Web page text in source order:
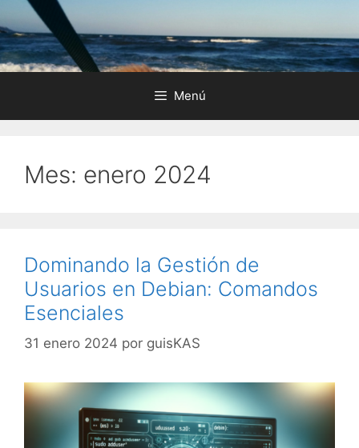
Saltar
al
contenido
Menú
Mes: enero 2024
Dominando la Gestión de
Usuarios en Debian: Comandos
Esenciales
31 enero 2024 por guisKAS